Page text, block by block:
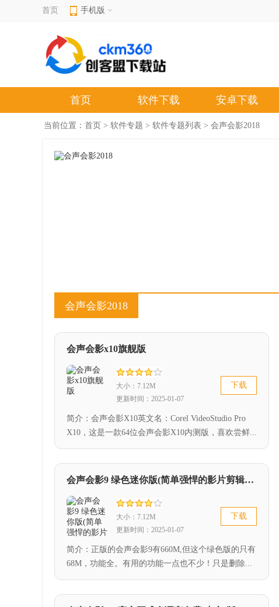
首页 手机版
首页 软件下载 安卓下载
当前位置： 首页 > 软件专题 > 软件专题列表 > 会声会影2018
会声会影2018
会声会影x10旗舰版
大小：7.12M
更新时间：2025-01-07
下载
简介：会声会影X10英文名：Corel VideoStudio Pro
X10，这是一款64位会声会影X10内测版，喜欢尝鲜...
会声会影9 绿色迷你版(简单强悍的影片剪辑软件)
大小：7.12M
更新时间：2025-01-07
下载
简介：正版的会声会影9有660M,但这个绿色版的只有
68M，功能全。有用的功能一点也不少！只是删除...